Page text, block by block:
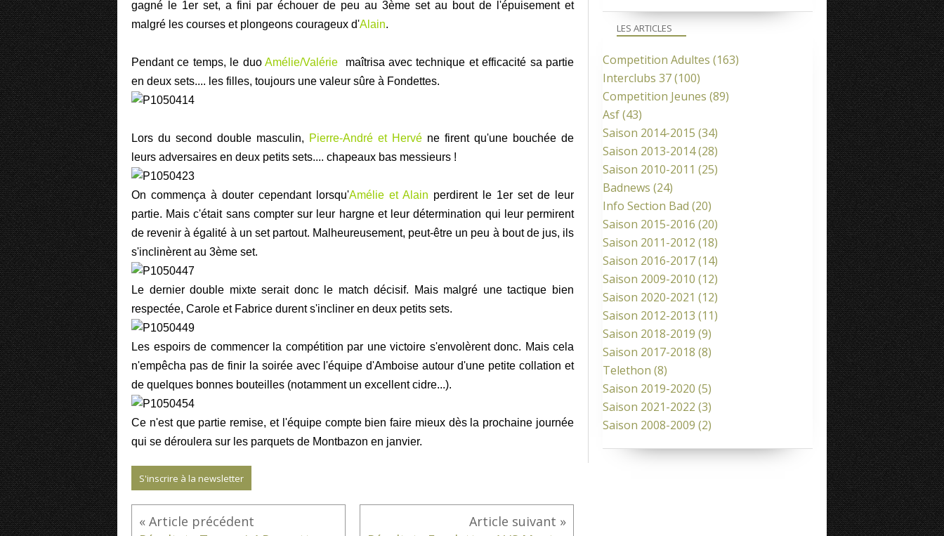
gagné le 1er set, a fini par échouer de peu au 3ème set au bout de l'épuisement et
malgré les courses et plongeons courageux d'Alain.
Pendant ce temps, le duo Amélie/Valériemaîtrisa avec technique et efficacité sa partie
en deux sets.... les filles, toujours une valeur sûre à Fondettes.
Lors du second double masculin, Pierre-André et Hervé ne firent qu'une bouchée de
leurs adversaires en deux petits sets.... chapeaux bas messieurs !
On commença à douter cependant lorsqu'Amélie et Alain perdirent le 1er set de leur
partie. Mais c'était sans compter sur leur hargne et leur détermination qui leur permirent
de revenir à égalité à un set partout. Malheureusement, peut-être un peu à bout de jus, ils
s'inclinèrent au 3ème set.
Le dernier double mixte serait donc le match décisif. Mais malgré une tactique bien
respectée, Carole et Fabrice durent s'incliner en deux petits sets.
Les espoirs de commencer la compétition par une victoire s'envolèrent donc. Mais cela
n'empêcha pas de finir la soirée avec l'équipe d'Amboise autour d'une petite collation et
de quelques bonnes bouteilles (notamment un excellent cidre...).
Ce n'est que partie remise, et l'équipe compte bien faire mieux dès la prochaine journée
qui se déroulera sur les parquets de Montbazon en janvier.
S'inscrire à la newsletter
LES ARTICLES
Competition Adultes (163)
Interclubs 37(100)
Competition Jeunes (89)
Asf(43)
Saison 2014-2015 (34)
Saison 2013-2014(28)
Saison 2010-2011 (25)
Badnews (24)
Info Section Bad (20)
Saison 2015-2016 (20)
Saison 2011-2012 (18)
Saison 2016-2017(14)
Saison 2009-2010 (12)
Saison 2020-2021 (12)
Saison 2012-2013 (11)
Saison 2018-2019 (9)
Saison 2017-2018 (8)
Telethon (8)
Saison 2019-2020 (5)
Saison 2021-2022 (3)
Saison 2008-2009 (2)